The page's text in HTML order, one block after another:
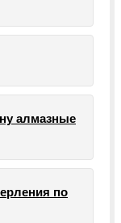
алмазные
по